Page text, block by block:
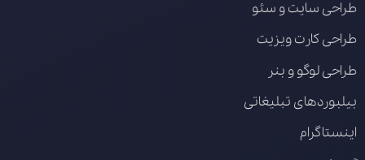
طراحی سایت و سئو
طراحی کارت ویزیت
طراحی لوگو و بنر
بیلبوردهای تبلیغاتی
اینستاگرام